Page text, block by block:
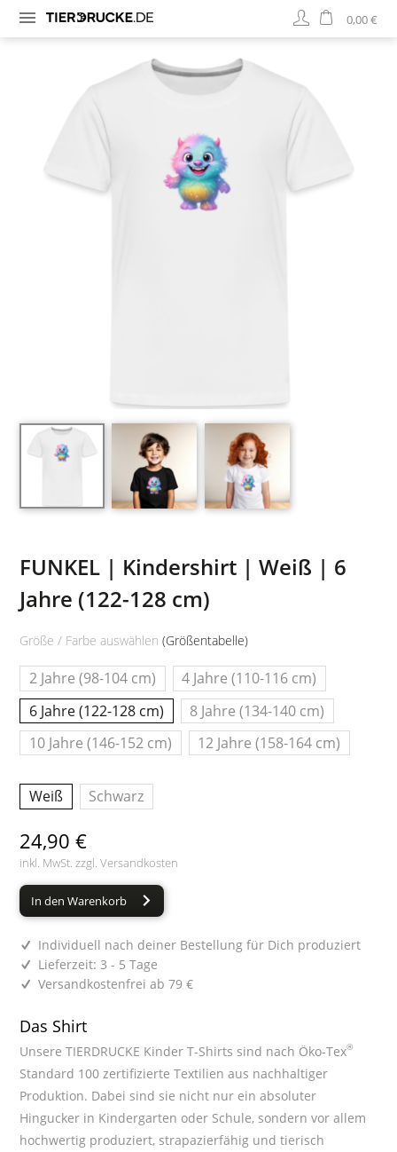
0,00 €
FUNKEL | Kindershirt | Weiß | 6
Jahre (122-128 cm)
Größe / Farbe auswählen(Größentabelle)
2 Jahre (98-104 cm)
4 Jahre (110-116 cm)
6 Jahre (122-128 cm)
8 Jahre (134-140 cm)
10 Jahre (146-152 cm)
12 Jahre (158-164 cm)
Weiß Schwarz
24,90 €
inkl. MwSt. zzgl.Versandkosten
In den Warenkorb
Individuell nach deiner Bestellung für Dich produziert
Lieferzeit: 3 - 5 Tage
Versandkostenfrei ab 79 €
Das Shirt
Unsere TIERDRUCKE Kinder T-Shirts sind nach Öko-Tex®
Standard 100 zertifizierte Textilien aus nachhaltiger
Produktion. Dabei sind sie nicht nur ein absoluter
Hingucker in Kindergarten oder Schule, sondern vor allem
hochwertig produziert, strapazierfähig und tierisch